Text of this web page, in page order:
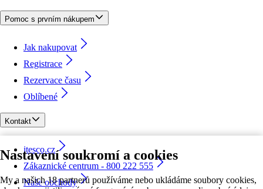
Nastavení soukromí a cookies
My a našich 18 partnerů používáme nebo ukládáme soubory cookies,
Pomoc s prvním nákupem
Jak nakupovat
Registrace
Rezervace času
Oblíbené
Kontakt
itesco.cz
Zákaznické centrum - 800 222 555
Naše obchody